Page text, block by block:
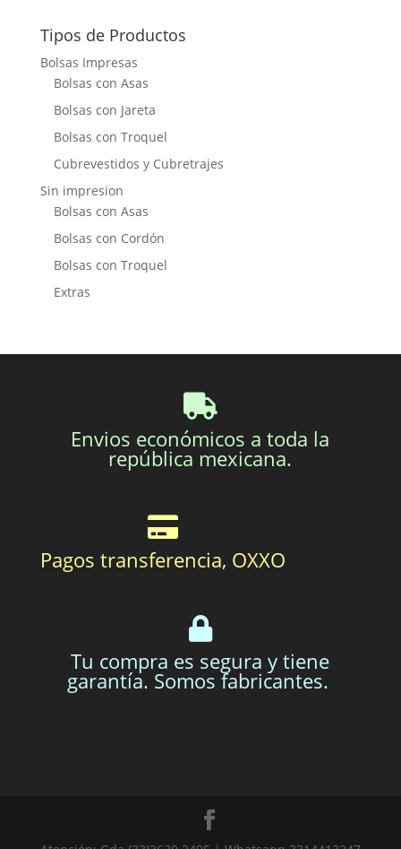
Tipos de Productos
Bolsas Impresas
Bolsas con Asas
Bolsas con Jareta
Bolsas con Troquel
Cubrevestidos y Cubretrajes
Sin impresion
Bolsas con Asas
Bolsas con Cordón
Bolsas con Troquel
Extras
Envios económicos a toda la
república mexicana.
Pagos transferencia, OXXO
Tu compra es segura y tiene
garantía. Somos fabricantes.